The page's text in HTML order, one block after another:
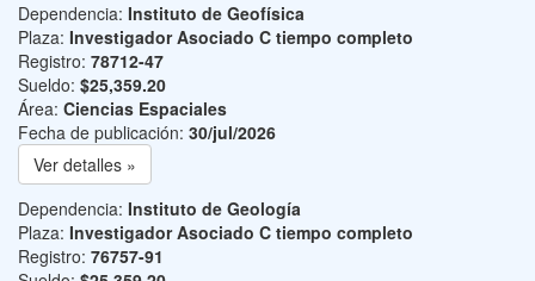
Dependencia: Instituto de Geofísica
Plaza: Investigador Asociado C tiempo completo
Registro: 78712-47
Sueldo: $25,359.20
Área: Ciencias Espaciales
Fecha de publicación: 30/jul/2026
Ver detalles »
Dependencia: Instituto de Geología
Plaza: Investigador Asociado C tiempo completo
Registro: 76757-91